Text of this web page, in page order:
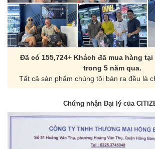
Đã có 155,724+ Khách đã mua hàng tại
trong 5 năm qua.
Tất cả sản phẩm chúng tôi bán ra đều là
Chứng nhận Đại lý của